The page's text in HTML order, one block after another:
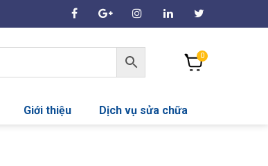
0
Giới thiệu Dịch vụ sửa chữa